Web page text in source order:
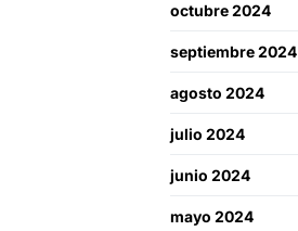
octubre 2024
septiembre 2024
agosto 2024
julio 2024
junio 2024
mayo 2024